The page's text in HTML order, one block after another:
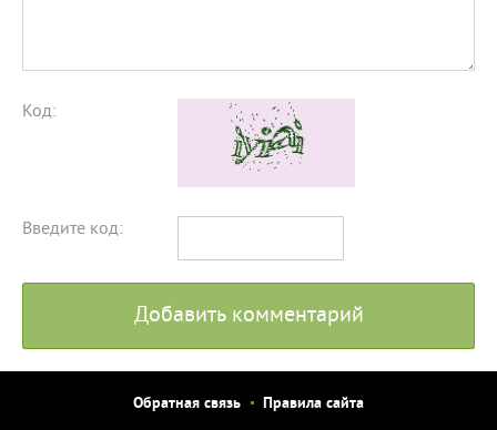
Код:
Введите код:
Добавить комментарий
Обратная связь Правила сайта